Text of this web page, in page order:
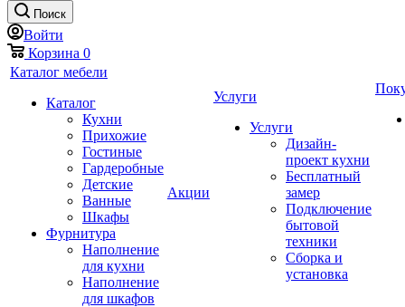
Поиск
Войти
Корзина 0
Каталог мебели
Каталог
Кухни
Прихожие
Гостиные
Гардеробные
Детские
Ванные
Шкафы
Фурнитура
Наполнение
для кухни
Наполнение
для шкафов
Акции
Услуги
Услуги
Дизайн-
проект кухни
Бесплатный
замер
Подключение
бытовой
техники
Сборка и
установка